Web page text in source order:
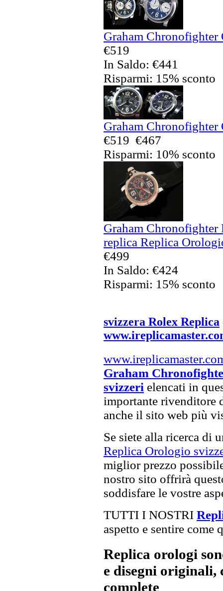
Graham
€519
In Saldo: €441
Risparmi: 15% sconto
Graham
€519 €467
Risparmi: 10% sconto
Graham
replica Replica
€499
In Saldo: €424
Risparmi: 15% sconto
svizzera Rolex Replica
Graham
svizzeri elencati in
importante rivenditore
anche il sito web più
Se siete alla ricerca di
Replica Orologio
miglior prezzo
nostro sito offrirà
soddisfare le vostre
TUTTI I NOSTRI
aspetto e sentire
Replica orologi
e disegni originali,
complete